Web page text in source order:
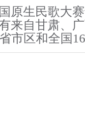
生民歌大赛
来自甘肃、
市区和全国